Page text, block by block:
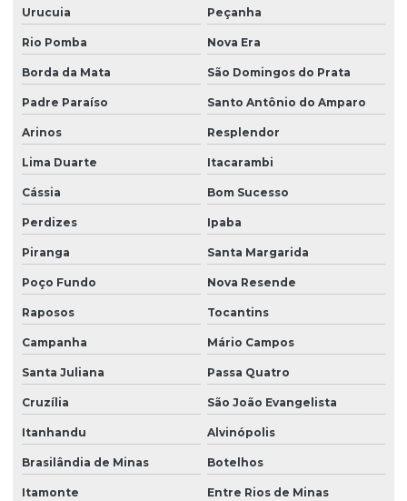
Urucuia Peçanha
Rio Pomba Nova Era
Borda da Mata São Domingos do Prata
Padre Paraíso Santo Antônio do Amparo
Arinos Resplendor
Lima Duarte Itacarambi
Cássia Bom Sucesso
Perdizes Ipaba
Piranga Santa Margarida
Poço Fundo Nova Resende
Raposos Tocantins
Campanha Mário Campos
Santa Juliana Passa Quatro
Cruzília São João Evangelista
Itanhandu Alvinópolis
Brasilândia de Minas Botelhos
Itamonte Entre Rios de Minas